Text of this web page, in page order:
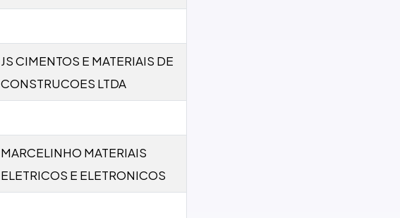
JS CIMENTOS E MATERIAIS DE
CONSTRUCOES LTDA
MARCELINHO MATERIAIS
ELETRICOS E ELETRONICOS